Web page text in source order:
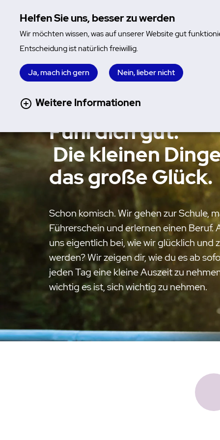
Helfen Sie uns, besser zu werden
Wir möchten wissen, was auf unserer Website gut
Entscheidung ist natürlich freiwillig.
Ja, mach ich gern Nein, lieber nicht
Weitere Informationen
Fühl dich gut.
Die kleinen
das große Glück.
Schon komisch. Wir gehen zur Schule,
Führerschein und erlernen einen Beruf.
uns eigentlich bei, wie wir glücklich und
werden? Wir zeigen dir, wie du es ab
jeden Tag eine kleine Auszeit zu
wichtig es ist, sich wichtig zu nehmen.